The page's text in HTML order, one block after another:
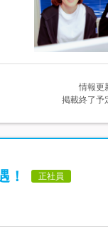
情報更
掲載終了予
！ 正社員